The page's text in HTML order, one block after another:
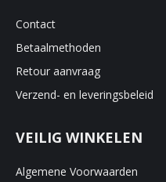
Contact
Betaalmethoden
Retour aanvraag
Verzend- en leveringsbeleid
VEILIG WINKELEN
Algemene Voorwaarden